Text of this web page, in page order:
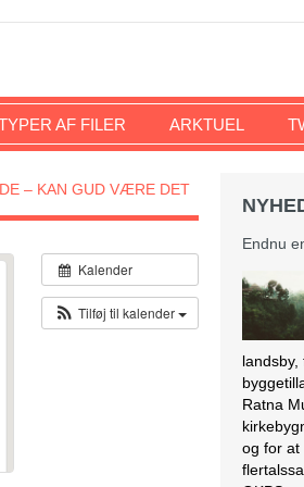
AF FILER ARKTUEL
– KAN GUD VÆRE DET
Kalender
Tilføj til kalender
Endnu
landsby,
Ratna
og for at